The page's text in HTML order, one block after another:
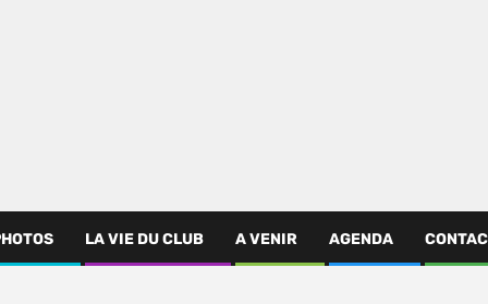
LA VIE DU CLUB A VENIR AGENDA